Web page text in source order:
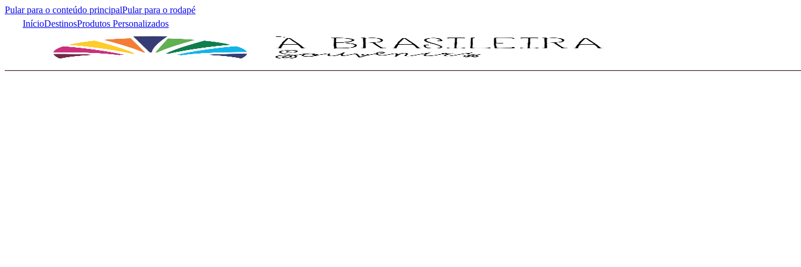
Pular para o conteúdo principalPular para o rodapé
InícioDestinosProdutos Personalizados